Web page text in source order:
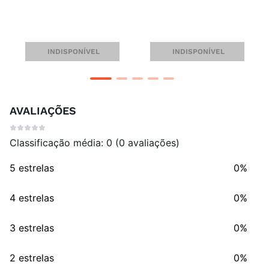
INDISPONÍVEL INDISPONÍVEL
AVALIAÇÕES
Classificação média: 0 (0 avaliações)
5 estrelas 0%
4 estrelas 0%
3 estrelas 0%
2 estrelas 0%